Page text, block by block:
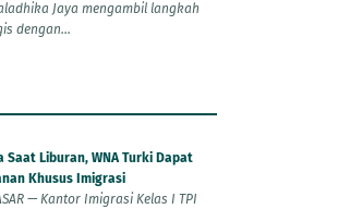
Jaya mengambil langkah
dengan...
Saat Liburan, WNA Turki Dapat
Khusus Imigrasi
— Kantor Imigrasi Kelas I TPI